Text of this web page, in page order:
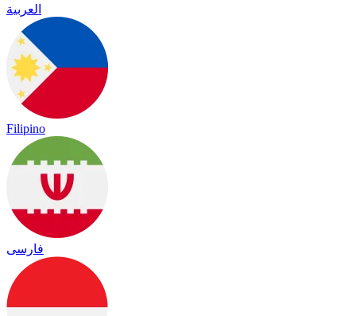
العربية
Filipino
فارسی